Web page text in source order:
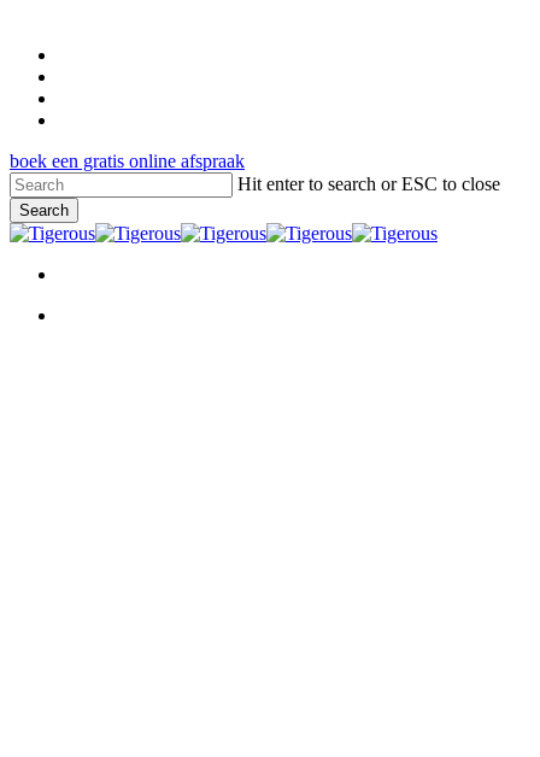
main
content
boek een gratis online afspraak
Hit enter to search or ESC to close
Search
Close
Menu